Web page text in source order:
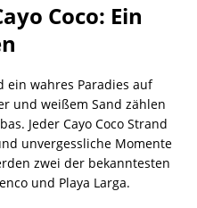
Coco: Ein
ein wahres Paradies auf
und weißem Sand zählen
Jeder Cayo Coco Strand
unvergessliche Momente
zwei der bekanntesten
und Playa Larga.